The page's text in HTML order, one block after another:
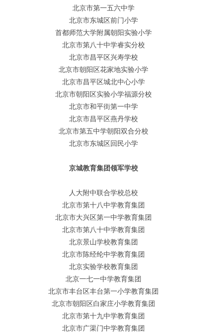
北京市第一五六中学
北京市东城区前门小学
首都师范大学附属朝阳实验小学
北京市第八十中学睿实分校
北京市昌平区兴寿学校
北京市朝阳区花家地实验小学
北京市昌平区城北中心小学
北京市朝阳区实验小学福源分校
北京市和平街第一中学
北京市昌平区燕丹学校
北京市第五中学朝阳双合分校
北京市东城区回民小学
京城教育集团领军学校
人大附中联合学校总校
北京市第十八中学教育集团
北京市大兴区第一中学教育集团
北京市第八十中学教育集团
北京景山学校教育集团
北京市陈经纶中学教育集团
北京实验学校教育集团
北京一七一中学教育集团
北京市丰台区丰台第一小学教育集团
北京市朝阳区白家庄小学教育集团
北京市第十九中学教育集团
北京市广渠门中学教育集团